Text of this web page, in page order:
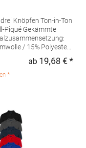
Knöpfen Ton-in-Ton
/ 15% Polyester),
Promodoro
ab 19,68 € *
*